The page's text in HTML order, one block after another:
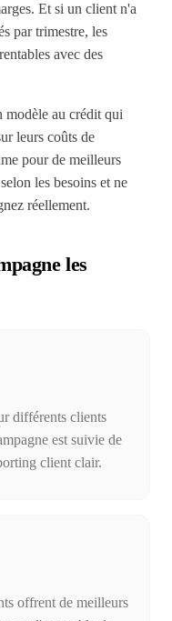
Et si un client n'a
par trimestre, les
avec des
modèle au crédit qui
leurs coûts de
pour de meilleurs
les besoins et ne
réellement.
les
différents clients
est suivie de
client clair.
offrent de meilleurs